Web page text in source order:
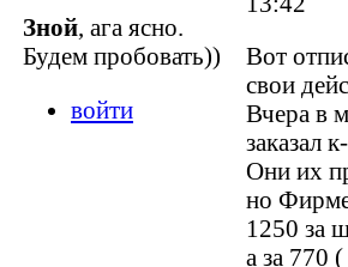
Зной, ага ясно.
Будем пробовать))
войти
Вот
свои
Вчера в
заказал
Они их
но
1250 за
а за 770 (